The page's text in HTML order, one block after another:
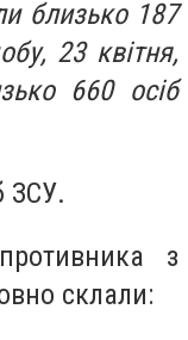
близько 187
23 квітня,
660 осіб
ЗСУ.
з
склали: